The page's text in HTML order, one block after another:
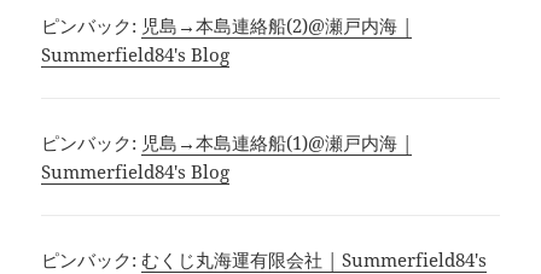
ピンバック: 児島→本島連絡船(2)@瀬戸内海 |
Summerfield84's Blog
ピンバック: 児島→本島連絡船(1)@瀬戸内海 |
Summerfield84's Blog
ピンバック:むくじ丸海運有限会社 | Summerfield84's